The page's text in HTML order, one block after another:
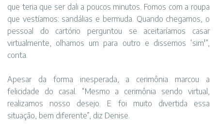
que teria que ser dali a poucos minutos. Fomos com a roupa
que vestíamos: sandálias e bermuda. Quando chegamos, o
pessoal do cartório perguntou se aceitaríamos casar
virtualmente, olhamos um para outro e dissemos ‘sim'”,
conta.
Apesar da forma inesperada, a cerimônia marcou a
felicidade do casal. “Mesmo a cerimônia sendo virtual,
realizamos nosso desejo. E foi muito divertida essa
situação, bem diferente”, diz Denise.